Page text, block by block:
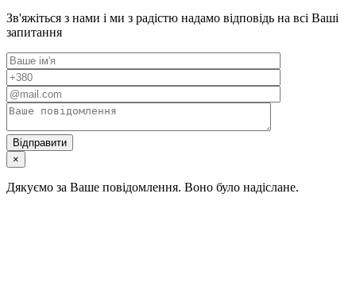
Зв'яжіться з нами і ми з радістю надамо відповідь на всі Ваші
запитання
×
Дякуємо за Ваше повідомлення. Воно було надіслане.